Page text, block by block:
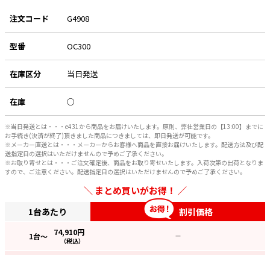
注文コード G4908
型番 OC300
在庫区分 当日発送
在庫 ○
※当日発送とは・・・e431から商品をお届けいたします。原則、弊社営業日の【13:00】までに
お手続き(決済が終了)頂きました商品につきましては、即日発送が可能です。
※メーカー直送とは・・・メーカーからお客様へ商品を直接お届けいたします。配送方法及び配
送指定日の選択はいただけませんので予めご了承ください。
※お取り寄せとは・・・ご注文確定後、商品をお取り寄せいたします。入荷次第の出荷となりま
すので、ご注意ください。配送指定日の選択はいただけませんので予めご了承ください。
まとめ買いがお得！
1台あたり 割引価格
1台～ 74,910円
（税込）
—